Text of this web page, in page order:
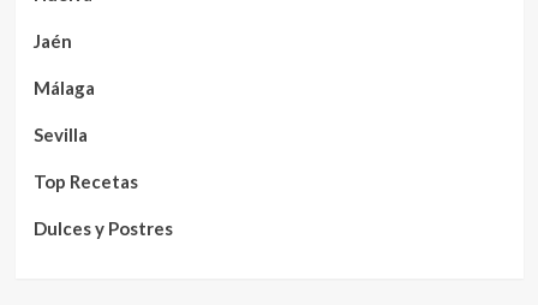
Jaén
Málaga
Sevilla
Top Recetas
Dulces y Postres